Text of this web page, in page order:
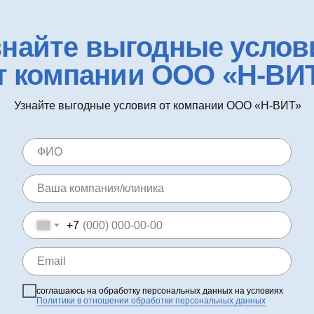
выгодные
компании ООО «Н-
Узнайте выгодные условия от компании ООО «Н-ВИТ»
+7
соглашаюсь на обработку персональных данных на условиях
Политики в отношении обработки персональных данных